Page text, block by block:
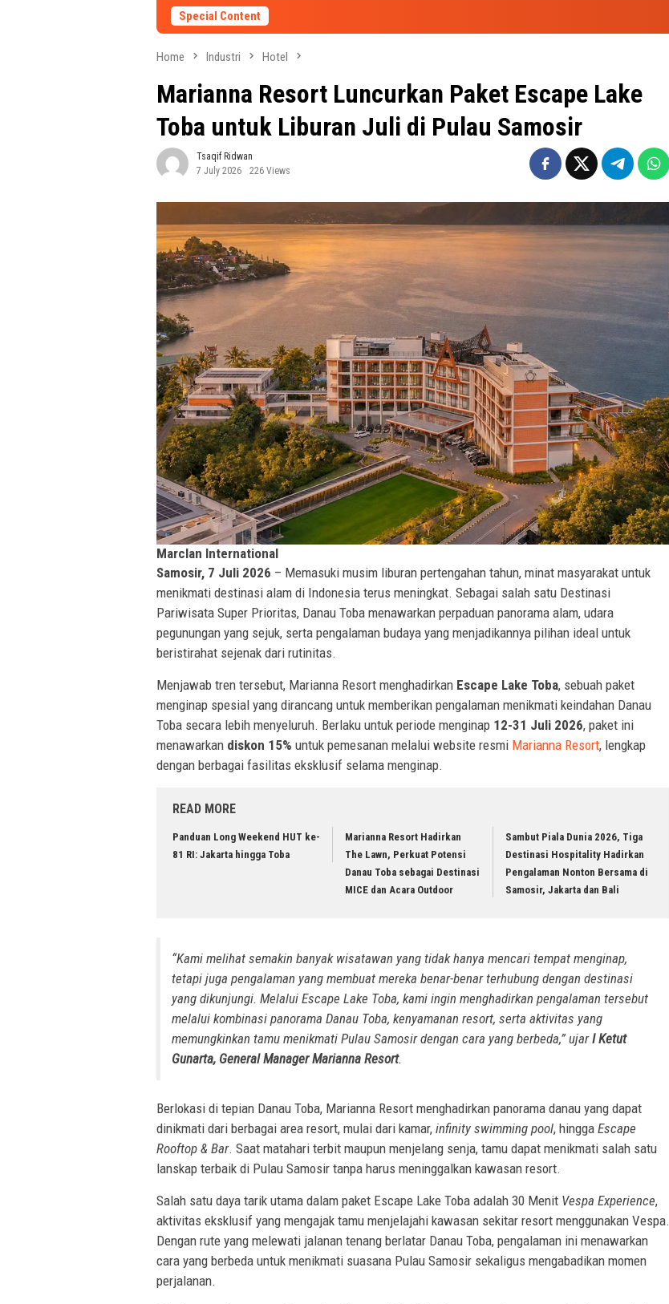
Special Content
Home Industri Hotel
Marianna Resort Luncurkan Paket Escape Lake
Toba untuk Liburan Juli di Pulau Samosir
Tsaqif Ridwan
7 July 2026
226 Views
Marclan International
Samosir, 7 Juli 2026 – Memasuki musim liburan pertengahan tahun, minat masyarakat untuk
menikmati destinasi alam di Indonesia terus meningkat. Sebagai salah satu Destinasi
Pariwisata Super Prioritas, Danau Toba menawarkan perpaduan panorama alam, udara
pegunungan yang sejuk, serta pengalaman budaya yang menjadikannya pilihan ideal untuk
beristirahat sejenak dari rutinitas.
Menjawab tren tersebut, Marianna Resort menghadirkan Escape Lake Toba, sebuah paket
menginap spesial yang dirancang untuk memberikan pengalaman menikmati keindahan Danau
Toba secara lebih menyeluruh. Berlaku untuk periode menginap 12-31 Juli 2026, paket ini
menawarkan diskon 15% untuk pemesanan melalui website resmi Marianna Resort, lengkap
dengan berbagai fasilitas eksklusif selama menginap.
READ MORE
Panduan Long Weekend HUT ke-
81 RI: Jakarta hingga Toba
Marianna Resort Hadirkan
The Lawn, Perkuat Potensi
Danau Toba sebagai Destinasi
MICE dan Acara Outdoor
Sambut Piala Dunia 2026, Tiga
Destinasi Hospitality Hadirkan
Pengalaman Nonton Bersama di
Samosir, Jakarta dan Bali
“Kami melihat semakin banyak wisatawan yang tidak hanya mencari tempat menginap,
tetapi juga pengalaman yang membuat mereka benar-benar terhubung dengan destinasi
yang dikunjungi. Melalui Escape Lake Toba, kami ingin menghadirkan pengalaman tersebut
melalui kombinasi panorama Danau Toba, kenyamanan resort, serta aktivitas yang
memungkinkan tamu menikmati Pulau Samosir dengan cara yang berbeda,” ujarI Ketut
Gunarta, General Manager Marianna Resort.
Berlokasi di tepian Danau Toba, Marianna Resort menghadirkan panorama danau yang dapat
dinikmati dari berbagai area resort, mulai dari kamar, infinity swimming pool, hingga Escape
Rooftop & Bar. Saat matahari terbit maupun menjelang senja, tamu dapat menikmati salah satu
lanskap terbaik di Pulau Samosir tanpa harus meninggalkan kawasan resort.
Salah satu daya tarik utama dalam paket Escape Lake Toba adalah 30 Menit Vespa Experience,
aktivitas eksklusif yang mengajak tamu menjelajahi kawasan sekitar resort menggunakan Vespa.
Dengan rute yang melewati jalanan tenang berlatar Danau Toba, pengalaman ini menawarkan
cara yang berbeda untuk menikmati suasana Pulau Samosir sekaligus mengabadikan momen
perjalanan.